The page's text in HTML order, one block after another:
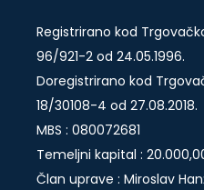
Registrirano kod
96/921-2 od 24.05.1996.
Doregistrirano kod
18/30108-4 od 27.08.2018.
MBS : 080072681
Temeljni kapital :
Član uprave : Miroslav